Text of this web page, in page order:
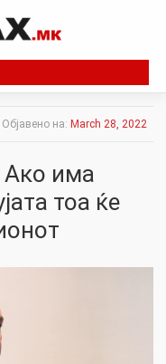
Објавено на: March 28, 2022
има
тоа ќе